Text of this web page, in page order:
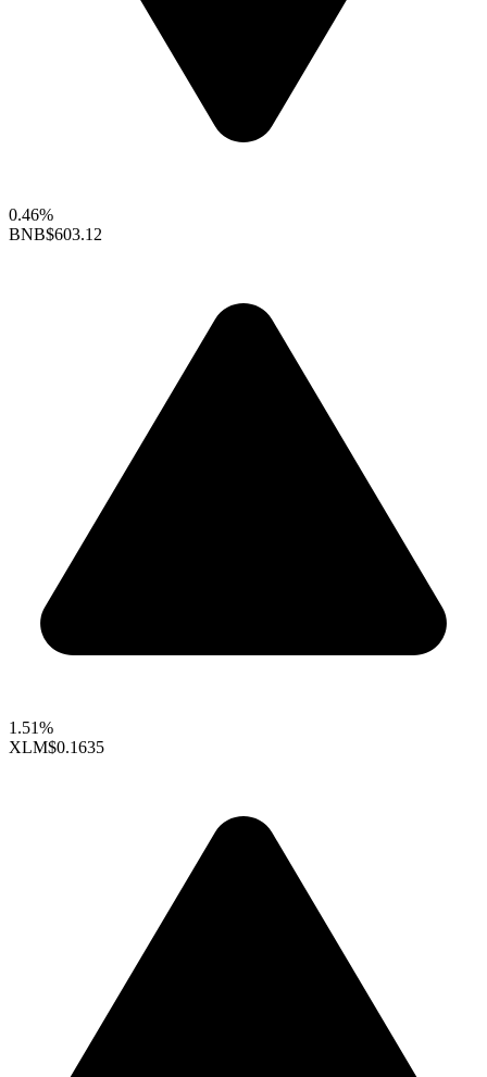
0.46%
BNB$603.12
1.51%
XLM$0.1635